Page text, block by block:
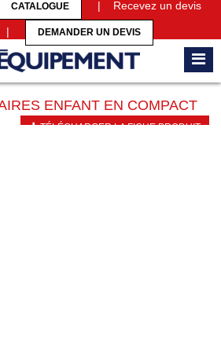
CATALOGUE | Recevez un devis
| DEMANDER UN DEVIS
Cabines sanitaires enfant en compact
ENFANT EN COMPACT
TÉLÉCHARGER LA FICHE PRODUIT